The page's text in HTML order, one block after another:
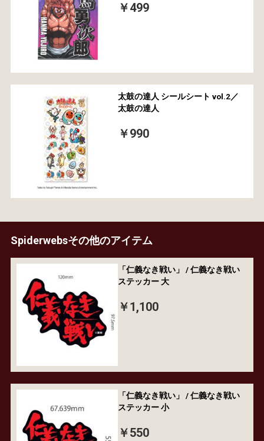
￥499
太鼓の達人 シールシート vol.2／
太鼓の達人
￥990
Spiderwebsその他のアイテム
「仁義なき戦い」 / 仁義なき戦い
ステッカー 大
￥1,100
「仁義なき戦い」 / 仁義なき戦い
ステッカー 小
￥550